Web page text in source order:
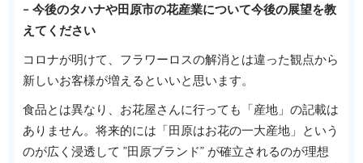
– 今後のタハナや田原市の花産業について今後の展望を教
えてください
コロナが明けて、フラワーロスの解消とは違った観点から
新しいお客様が増えるといいと思います。
食品とは異なり、お花屋さんに行っても「産地」の記載は
ありません。将来的には「田原はお花の一大産地」という
のが広く浸透して ”田原ブランド” が確立されるのが理想